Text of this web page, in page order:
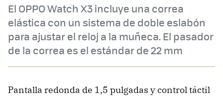
El OPPO Watch X3 incluye una correa
elástica con un sistema de doble eslabón
para ajustar el reloj a la muñeca. El pasador
de la correa es el estándar de 22 mm
Pantalla redonda de 1,5 pulgadas y control táctil